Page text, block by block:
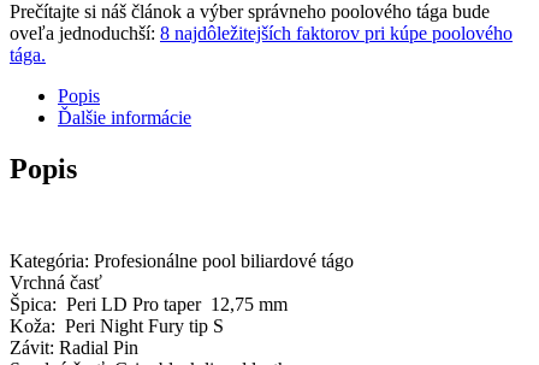
Prečítajte si náš článok a výber správneho poolového tága bude
oveľa jednoduchší: 8 najdôležitejších faktorov pri kúpe poolového
tága.
Popis
Ďalšie informácie
Popis
Kategória: Profesionálne pool biliardové tágo
Vrchná časť
Špica: Peri LD Pro taper 12,75 mm
Koža: Peri Night Fury tip S
Závit: Radial Pin